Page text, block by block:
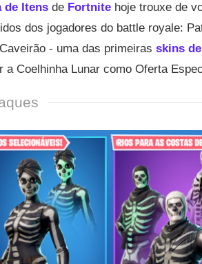
de Itens de Fortnite hoje trouxe de
dos jogadores do battle royale:
- uma das primeiras skins
a Coelhinha Lunar como Oferta